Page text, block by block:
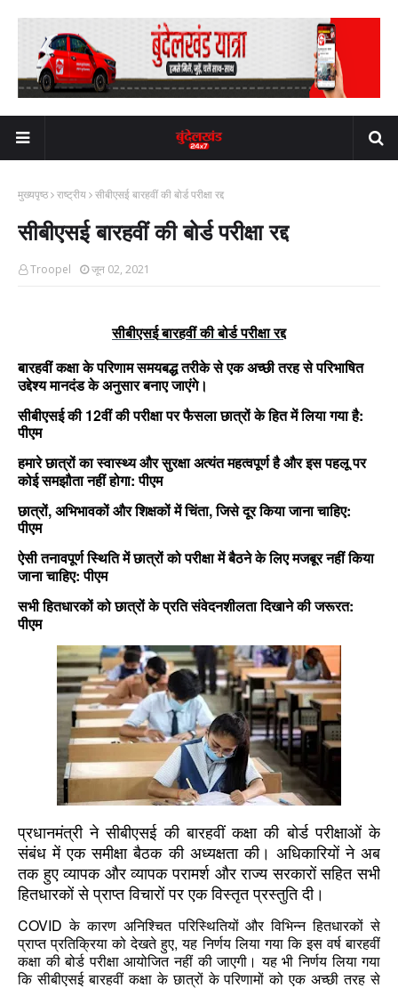
मुख्यपृष्ठ राष्ट्रीय सीबीएसई बारहवीं की बोर्ड परीक्षा रद्द
सीबीएसई बारहवीं की बोर्ड परीक्षा रद्द
Troopel जून 02, 2021
सीबीएसई बारहवीं की बोर्ड परीक्षा रद्द
बारहवीं कक्षा के परिणाम समयबद्ध तरीके से एक अच्छी तरह से परिभाषित
उद्देश्य मानदंड के अनुसार बनाए जाएंगे।
सीबीएसई की12वीं की परीक्षा पर फैसला छात्रों के हित में लिया गया है:
पीएम
हमारे छात्रों का स्वास्थ्य और सुरक्षा अत्यंत महत्वपूर्ण है और इस पहलू पर
कोई समझौता नहीं होगा:पीएम
छात्रों, अभिभावकों और शिक्षकों में चिंता,जिसे दूर किया जाना चाहिए:
पीएम
ऐसी तनावपूर्ण स्थिति में छात्रों को परीक्षा में बैठने के लिए मजबूर नहीं किया
जाना चाहिए:पीएम
सभी हितधारकों को छात्रों के प्रति संवेदनशीलता दिखाने की जरूरत:
पीएम
प्रधानमंत्री ने सीबीएसई की बारहवीं कक्षा की बोर्ड परीक्षाओं के
संबंध में एक समीक्षा बैठक की अध्यक्षता की। अधिकारियों ने अब
तक हुए व्यापक और व्यापक परामर्श और राज्य सरकारों सहित सभी
हितधारकों से प्राप्त विचारों पर एक विस्तृत प्रस्तुति दी।
COVIDके कारण अनिश्चित परिस्थितियों और विभिन्न हितधारकों से
प्राप्त प्रतिक्रिया को देखते हुए,यह निर्णय लिया गया कि इस वर्ष बारहवीं
कक्षा की बोर्ड परीक्षा आयोजित नहीं की जाएगी। यह भी निर्णय लिया गया
कि सीबीएसई बारहवीं कक्षा के छात्रों के परिणामों को एक अच्छी तरह से